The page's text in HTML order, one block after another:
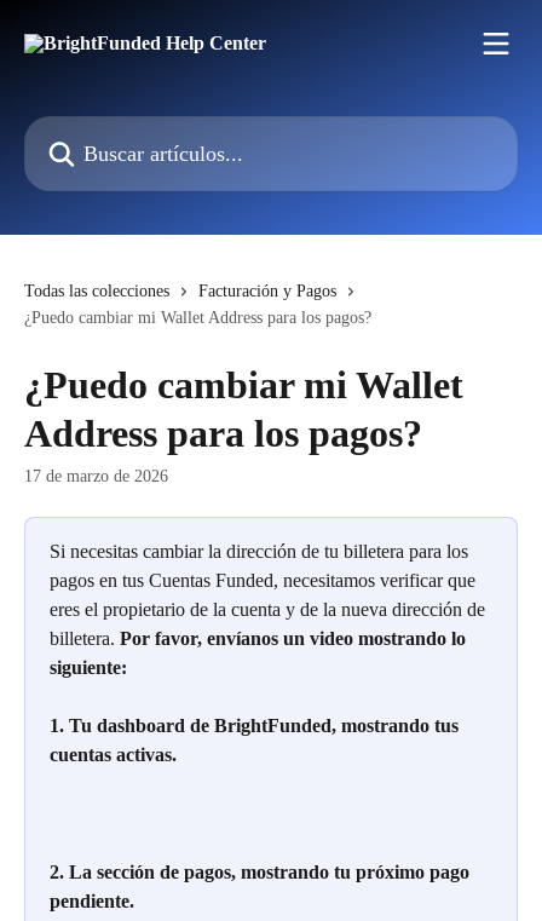
Buscar artículos...
Todas las colecciones
Facturación y Pagos
¿Puedo cambiar mi Wallet Address para los pagos?
¿Puedo cambiar mi Wallet
Address para los pagos?
17 de marzo de 2026
Si necesitas cambiar la dirección de tu billetera para los
pagos en tus Cuentas Funded, necesitamos verificar que
eres el propietario de la cuenta y de la nueva dirección de
billetera. Por favor, envíanos un video mostrando lo
siguiente:
1. Tu dashboard de BrightFunded, mostrando tus
cuentas activas.
2. La sección de pagos, mostrando tu próximo pago
pendiente.